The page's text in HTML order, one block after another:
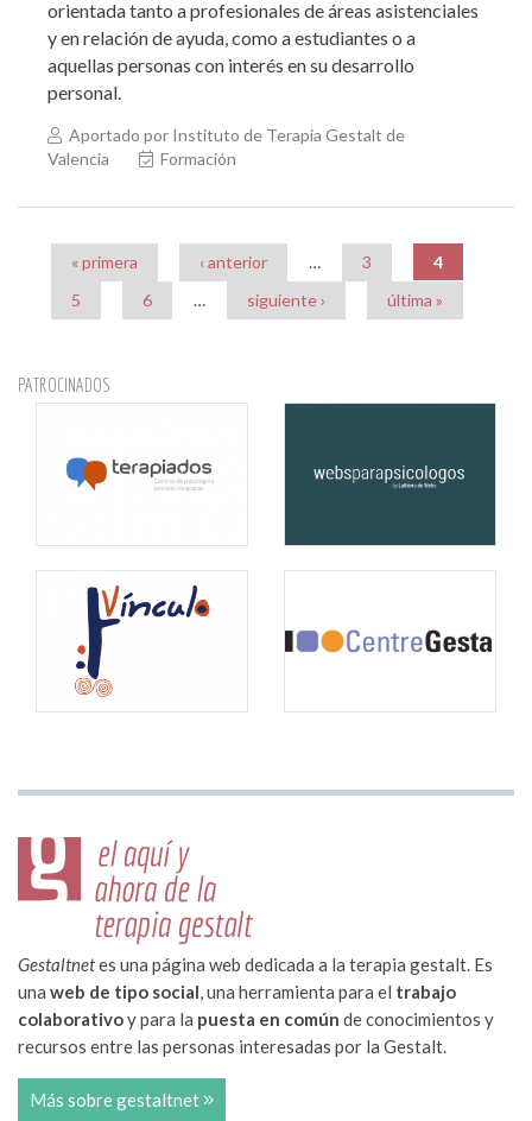
orientada tanto a profesionales de áreas asistenciales
y en relación de ayuda, como a estudiantes o a
aquellas personas con interés en su desarrollo
personal.
Aportado por Instituto de Terapia Gestalt de
Valencia
Formación
Páginas
« primera ‹ anterior … 3
4
5
6 … siguiente › última »
PATROCINADOS
Gestaltnetes una página web dedicada a la terapia gestalt. Es
una web de tipo social, una herramienta para el trabajo
colaborativoy para la puesta en común de conocimientos y
recursos entre las personas interesadas por la Gestalt.
Más sobre gestaltnet